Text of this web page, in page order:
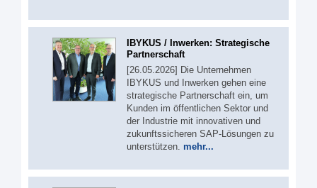
IBYKUS / Inwerken: Strategische
Partnerschaft
[26.05.2026] Die Unternehmen
IBYKUS und Inwerken gehen eine
strategische Partnerschaft ein, um
Kunden im öffentlichen Sektor und
der Industrie mit innovativen und
zukunftssicheren SAP-Lösungen zu
unterstützen. mehr...